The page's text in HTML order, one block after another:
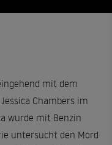
mit dem
Chambers im
wurde mit Benzin
untersucht den Mord